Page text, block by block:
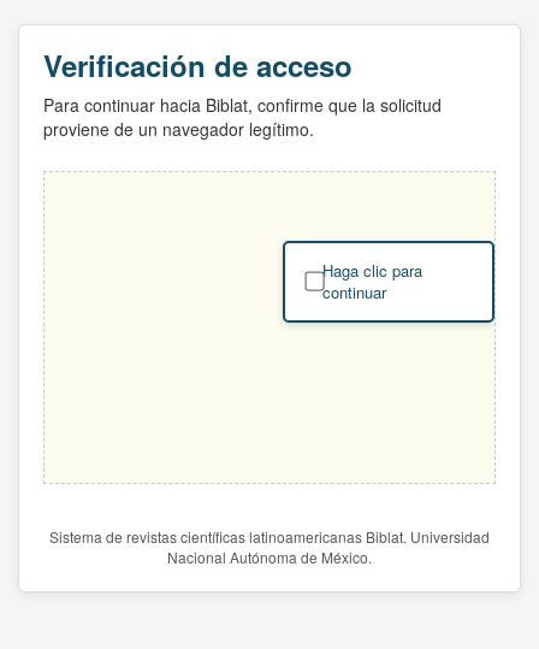
Verificación de acceso
Para continuar hacia Biblat, confirme que la solicitud
proviene de un navegador legítimo.
Haga clic para
continuar
Sistema de revistas científicas latinoamericanas Biblat. Universidad
Nacional Autónoma de México.